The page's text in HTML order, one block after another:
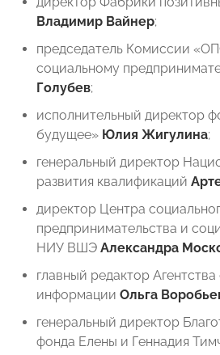
Владимир Вайнер;
председатель Комиссии
социальному
Голубев;
исполнительный директор
будущее» Юлия Жигулина;
генеральный директор
развития квалификаций
директор Центра
предпринимательства и
НИУ ВШЭ Александра
главный редактор
информации Ольга
генеральный директор
фонда Елены и Геннадия